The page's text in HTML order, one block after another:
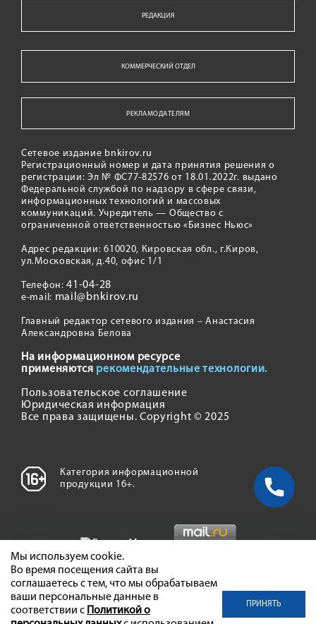
РЕДАКЦИЯ
КОММЕРЧЕСКИЙ ОТДЕЛ
РЕКЛАМОДАТЕЛЯМ
Сетевое издание bnkirov.ru
Регистрационный номер и дата принятия решения о
регистрации: Эл № ФС77-82576 от 18.01.2022г. выдано
Федеральной службой по надзору в сфере связи,
информационных технологий и массовых
коммуникаций. Учредитель — Общество с
ограниченной ответственностью «Бизнес Ньюс»
Адрес редакции: 610020, Кировская обл., г.Киров,
ул.Московская, д.40, офис 1/1
Телефон:41-04-28
e-mail: mail@bnkirov.ru
Главный редактор сетевого издания – Анастасия
Александровна Белова
На информационном ресурсе
применяются рекомендательные технологии.
Пользовательское соглашение
Юридическая информация
Все права защищены. Copyright © 2025
Категория информационной
продукции 16+.
Мы используем cookie.
Во время посещения сайта вы
соглашаетесь с тем, что мы обрабатываем
ваши персональные данные в
соответствии с Политикой о
ПРИНЯТЬ